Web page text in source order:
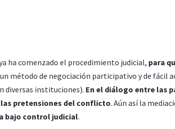
ha comenzado el procedimiento judicial, para
método de negociación participativo y de fácil
diversas instituciones). En el diálogo entre las
pretensiones del conflicto. Aún así la
bajo control judicial.